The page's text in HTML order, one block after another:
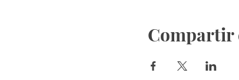
Compartir